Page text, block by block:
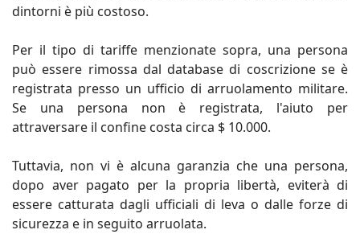
dintorni è più costoso.
Per il tipo di tariffe menzionate sopra, una persona
può essere rimossa dal database di coscrizione se è
registrata presso un ufficio di arruolamento militare.
Se una persona non è registrata, l'aiuto per
attraversare il confine costa circa $ 10.000.
Tuttavia, non vi è alcuna garanzia che una persona,
dopo aver pagato per la propria libertà, eviterà di
essere catturata dagli ufficiali di leva o dalle forze di
sicurezza e in seguito arruolata.